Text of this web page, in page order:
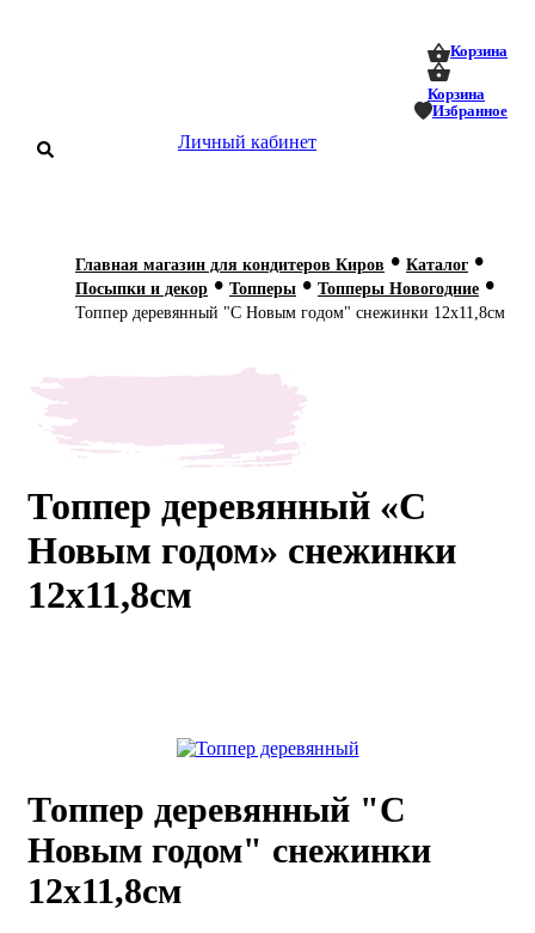
Корзина
Корзина
Избранное
Личный кабинет
О нас
классы
256-54-
Главная магазин для кондитеров Киров • Каталог •
Посыпки и декор • Топперы • Топперы Новогодние •
Топпер деревянный "С Новым годом" снежинки 12х11,8см
Топпер деревянный «С
Новым годом» снежинки
12х11,8см
Топпер деревянный "С
Новым годом" снежинки
12х11,8см